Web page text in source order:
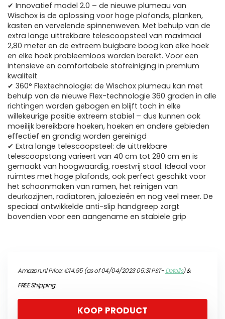
✔ Innovatief model 2.0 – de nieuwe plumeau van
Wischox is de oplossing voor hoge plafonds, planken,
kasten en vervelende spinnenweven. Met behulp van de
extra lange uittrekbare telescoopsteel van maximaal
2,80 meter en de extreem buigbare boog kan elke hoek
en elke hoek probleemloos worden bereikt. Voor een
intensieve en comfortabele stofreiniging in premium
kwaliteit
✔ 360° Flextechnologie: de Wischox plumeau kan met
behulp van de nieuwe Flex-technologie 360 graden in alle
richtingen worden gebogen en blijft toch in elke
willekeurige positie extreem stabiel – dus kunnen ook
moeilijk bereikbare hoeken, hoeken en andere gebieden
effectief en grondig worden gereinigd
✔ Extra lange telescoopsteel: de uittrekbare
telescoopstang varieert van 40 cm tot 280 cm en is
gemaakt van hoogwaardig, roestvrij staal. Ideaal voor
ruimtes met hoge plafonds, ook perfect geschikt voor
het schoonmaken van ramen, het reinigen van
deurkozijnen, radiatoren, jaloezieën en nog veel meer. De
speciaal ontwikkelde anti-slip handgreep zorgt
bovendien voor een aangename en stabiele grip
Amazon.nl Price:€14.95(as of 04/04/2023 05:31 PST-Details)&
FREE Shipping.
KOOP PRODUCT